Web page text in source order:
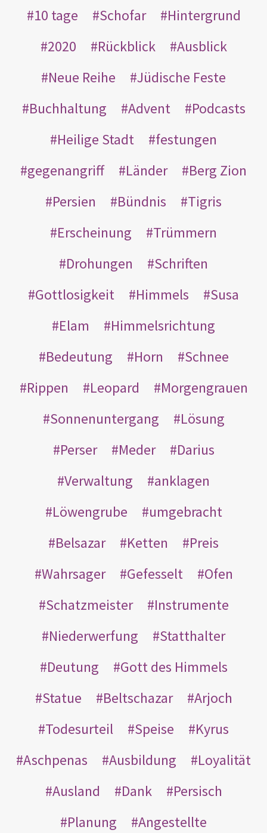
10 tage
Schofar
Hintergrund
2020
Rückblick
Ausblick
Neue Reihe
Jüdische Feste
Buchhaltung
Advent
Podcasts
Heilige Stadt
festungen
gegenangriff
Länder
Berg Zion
Persien
Bündnis
Tigris
Erscheinung
Trümmern
Drohungen
Schriften
Gottlosigkeit
Himmels
Susa
Elam
Himmelsrichtung
Bedeutung
Horn
Schnee
Rippen
Leopard
Morgengrauen
Sonnenuntergang
Lösung
Perser
Meder
Darius
Verwaltung
anklagen
Löwengrube
umgebracht
Belsazar
Ketten
Preis
Wahrsager
Gefesselt
Ofen
Schatzmeister
Instrumente
Niederwerfung
Statthalter
Deutung
Gott des Himmels
Statue
Beltschazar
Arjoch
Todesurteil
Speise
Kyrus
Aschpenas
Ausbildung
Loyalität
Ausland
Dank
Persisch
Planung
Angestellte